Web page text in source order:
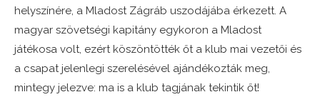
helyszínére, a Mladost Zágráb uszodájába érkezett. A
magyar szövetségi kapitány egykoron a Mladost
játékosa volt, ezért köszöntötték őt a klub mai vezetői és
a csapat jelenlegi szerelésével ajándékozták meg,
mintegy jelezve: ma is a klub tagjának tekintik őt!